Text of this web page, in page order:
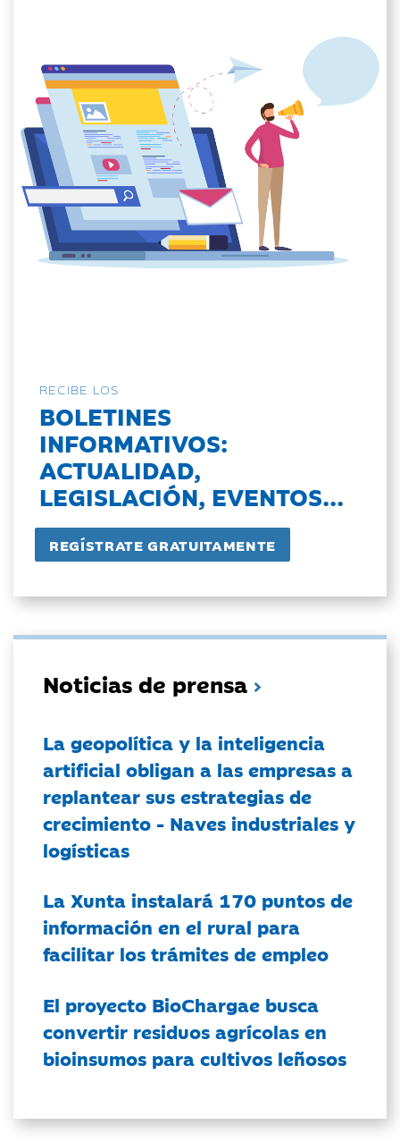
RECIBE LOS
BOLETINES
INFORMATIVOS:
ACTUALIDAD,
LEGISLACIÓN, EVENTOS...
Noticias de prensa
La geopolítica y la inteligencia
artificial obligan a las empresas a
replantear sus estrategias de
crecimiento - Naves industriales y
logísticas
La Xunta instalará 170 puntos de
información en el rural para
facilitar los trámites de empleo
El proyecto BioChargae busca
convertir residuos agrícolas en
bioinsumos para cultivos leñosos